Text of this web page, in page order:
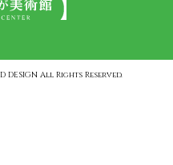
DESIGN All Rights Reserved.